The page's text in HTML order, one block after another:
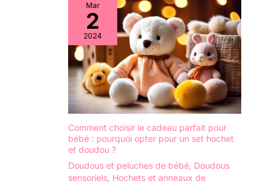
Mar
2
2024
Comment choisir le cadeau parfait pour
bébé : pourquoi opter pour un set hochet
et doudou ?
Doudous et peluches de bébé Doudous
sensoriels Hochets et anneaux de